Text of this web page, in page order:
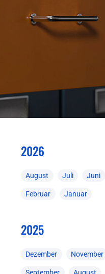
2026
August Juli Juni
Februar Januar
2025
Dezember November